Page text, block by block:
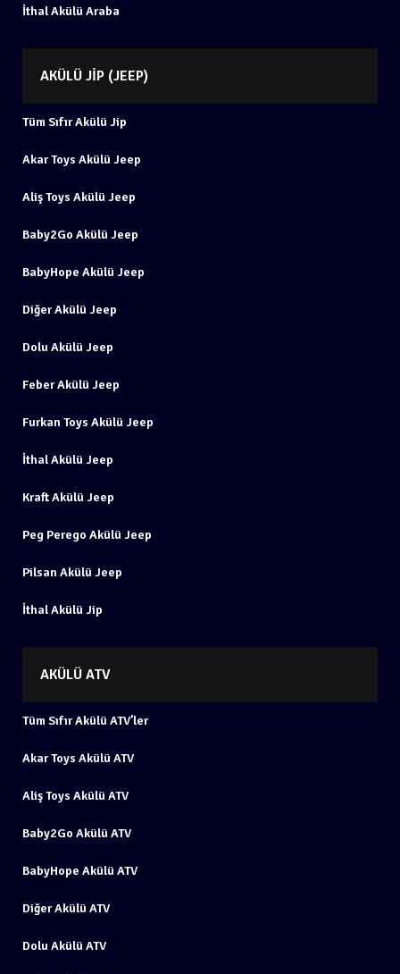
İthal Akülü Araba
AKÜLÜ JIP (JEEP)
Tüm Sıfır Akülü Jip
Akar Toys Akülü Jeep
Aliş Toys Akülü Jeep
Baby2Go Akülü Jeep
BabyHope Akülü Jeep
Diğer Akülü Jeep
Dolu Akülü Jeep
Feber Akülü Jeep
Furkan Toys Akülü Jeep
İthal Akülü Jeep
Kraft Akülü Jeep
Peg Perego Akülü Jeep
Pilsan Akülü Jeep
İthal Akülü Jip
AKÜLÜ ATV
Tüm Sıfır Akülü ATV’ler
Akar Toys Akülü ATV
Aliş Toys Akülü ATV
Baby2Go Akülü ATV
BabyHope Akülü ATV
Diğer Akülü ATV
Dolu Akülü ATV